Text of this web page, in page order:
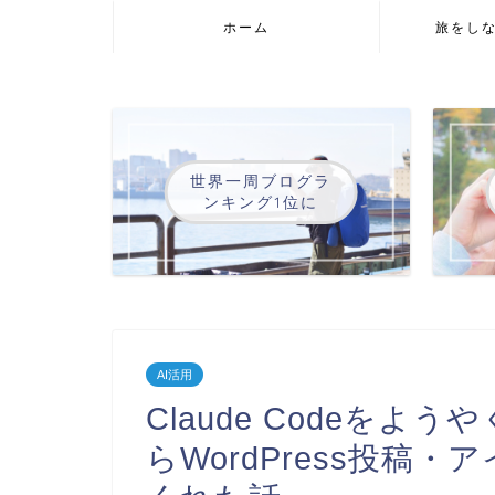
ホーム 旅をし
世界一周ブログラ
ンキング1位に
AI活用
Claude Codeをようや
らWordPress投稿・